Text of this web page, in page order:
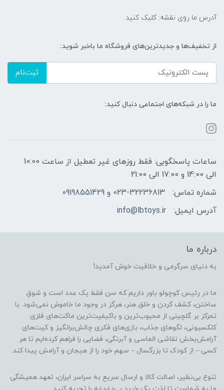
آدرس ما روی نقشه: کلیک کنید
از تخفیف‌ها و جدیدترین‌های فروشگاه ما باخبر شوید:
ثبت‌نام
ما را در شبکه‌های اجتماعی دنبال کنید:
ساعات پاسخگویی: فقط روزهای غیر تعطیل از ساعت 10:00
الی 14:00 و 17:00 الی 21:00
شماره تماس:
023-32236813 و 09198551429
آدرس ایمیل:
info@lbtoys.ir
درباره ما
به دنیای سرگرمی و خلاقیت خوش آمدید!
ما در رئیس کوچولو باور داریم که سن فقط یک عدد است و شوقِ
ساختن، کشف کردن و خلق هنر، هرگز در وجود ما خاموش نمی‌شود. با
تمرکز بر گلچینی از محبوب‌ترین و باکیفیت‌ترین ماکت‌های فلزی
کلکسیونی، لگوهای جذاب، بازی‌های فکری چالش‌برانگیز و کیت‌های
آرامش‌بخش نقاشی الماسی و آبرنگی، فضایی را فراهم کرده‌ایم تا هر
کسی – از کودک تا بزرگسال – سهم خود را از هیجان و آرامش پیدا کند.
تنوع بی‌نظیر، اصالت کالا و ارسال سریع به سراسر ایران، تعهد همیشگی